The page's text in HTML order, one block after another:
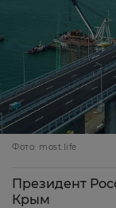
Фото: most.life
Президент
Крым